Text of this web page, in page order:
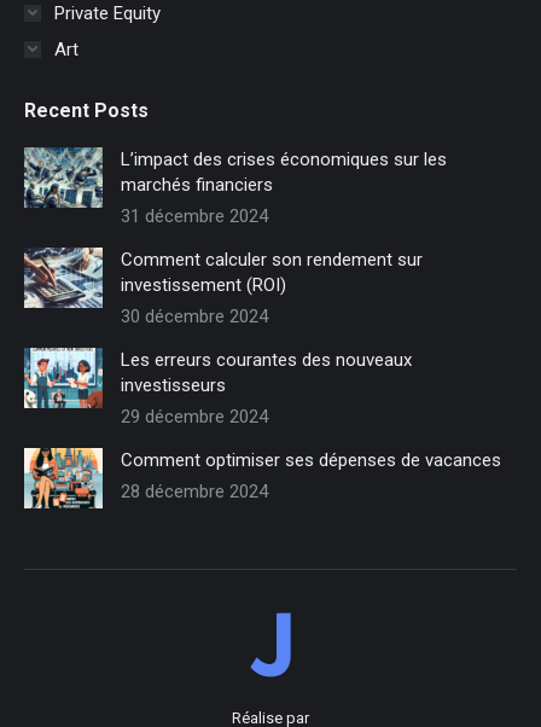
fenêtre
Private Equity
Art
Recent Posts
L’impact des crises économiques sur les
marchés financiers
31 décembre 2024
Comment calculer son rendement sur
investissement (ROI)
30 décembre 2024
Les erreurs courantes des nouveaux
investisseurs
29 décembre 2024
Comment optimiser ses dépenses de vacances
28 décembre 2024
Réalise par